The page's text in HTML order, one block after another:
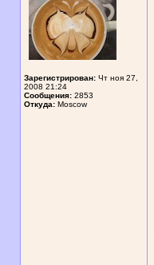
Зарегистрирован: Чт ноя 27,
2008 21:24
Сообщения: 2853
Откуда: Moscow